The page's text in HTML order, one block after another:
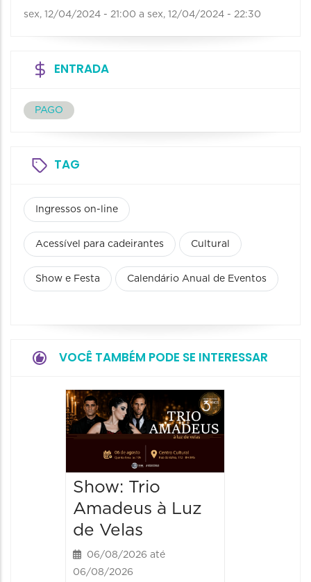
sex, 12/04/2024 - 21:00 a sex, 12/04/2024 - 22:30
ENTRADA
PAGO
TAG
Ingressos on-line
Acessível para cadeirantes Cultural
Show e Festa Calendário Anual de Eventos
VOCÊ TAMBÉM PODE SE INTERESSAR
Show: Trio
Amadeus à Luz
de Velas
06/08/2026 até
06/08/2026